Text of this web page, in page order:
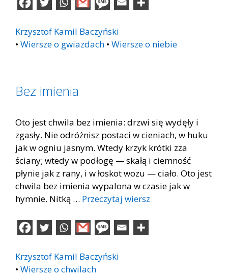
Krzysztof Kamil Baczyński
• Wiersze o gwiazdach • Wiersze o niebie
Bez imienia
Oto jest chwila bez imienia: drzwi się wydęły i
zgasły. Nie odróżnisz postaci w cieniach, w huku
jak w ogniu jasnym. Wtedy krzyk krótki zza
ściany; wtedy w podłogę — skałą i ciemność
płynie jak z rany, i w łoskot wozu — ciało. Oto jest
chwila bez imienia wypalona w czasie jak w
hymnie. Nitką … Przeczytaj wiersz
Krzysztof Kamil Baczyński
• Wiersze o chwilach